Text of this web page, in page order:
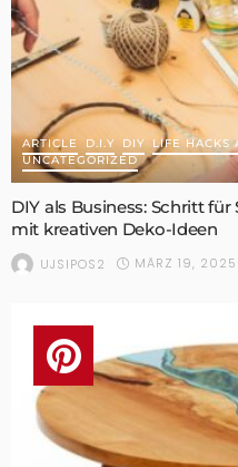
ARTICLE D.I.Y DIY LIFE HACKS
UNCATEGORIZED
DIY als Business: Schritt
mit kreativen Deko-Ideen
UJSIPOS2 MÄRZ 19, 2025